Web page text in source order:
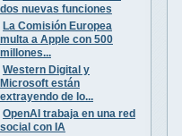
dos nuevas funciones
La Comisión Europea
multa a Apple con 500
millones...
Western Digital y
Microsoft están
extrayendo de lo...
OpenAI trabaja en una red
social con IA